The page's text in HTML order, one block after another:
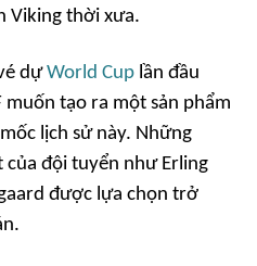
Viking thời xưa.
dựWorld Cup lần đầu
tạo ra một sản phẩm
lịch sử này. Những
đội tuyển như Erling
được lựa chọn trở